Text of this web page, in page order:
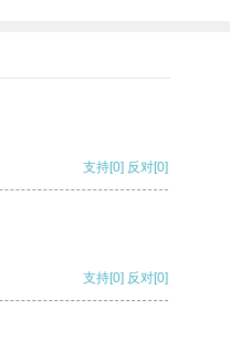
支持[0] 反对[0]
支持[0] 反对[0]